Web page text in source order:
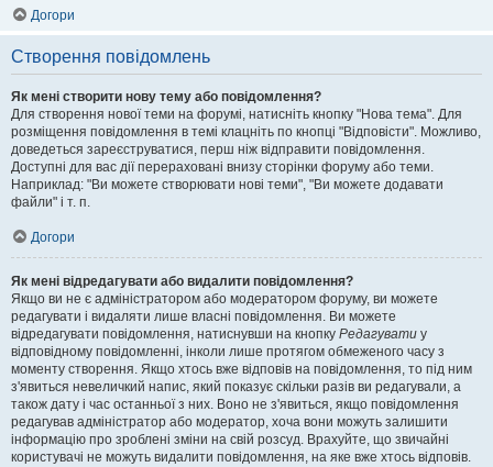
Догори
Створення повідомлень
Як мені створити нову тему або повідомлення?
Для створення нової теми на форумі, натисніть кнопку "Нова тема". Для
розміщення повідомлення в темі клацніть по кнопці "Відповісти". Можливо,
доведеться зареєструватися, перш ніж відправити повідомлення.
Доступні для вас дії перераховані внизу сторінки форуму або теми.
Наприклад: "Ви можете створювати нові теми", "Ви можете додавати
файли" і т. п.
Догори
Як мені відредагувати або видалити повідомлення?
Якщо ви не є адміністратором або модератором форуму, ви можете
редагувати і видаляти лише власні повідомлення. Ви можете
відредагувати повідомлення, натиснувши на кнопку Редагувати у
відповідному повідомленні, інколи лише протягом обмеженого часу з
моменту створення. Якщо хтось вже відповів на повідомлення, то під ним
з'явиться невеличкий напис, який показує скільки разів ви редагували, а
також дату і час останньої з них. Воно не з'явиться, якщо повідомлення
редагував адміністратор або модератор, хоча вони можуть залишити
інформацію про зроблені зміни на свій розсуд. Врахуйте, що звичайні
користувачі не можуть видалити повідомлення, на яке вже хтось відповів.